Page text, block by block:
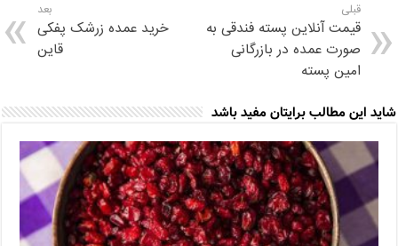
قبلی
قیمت آنلاین پسته فندقی به
صورت عمده در بازرگانی
امین پسته
بعد
خرید عمده زرشک پفکی
قاین
شاید این مطالب برایتان مفید باشد